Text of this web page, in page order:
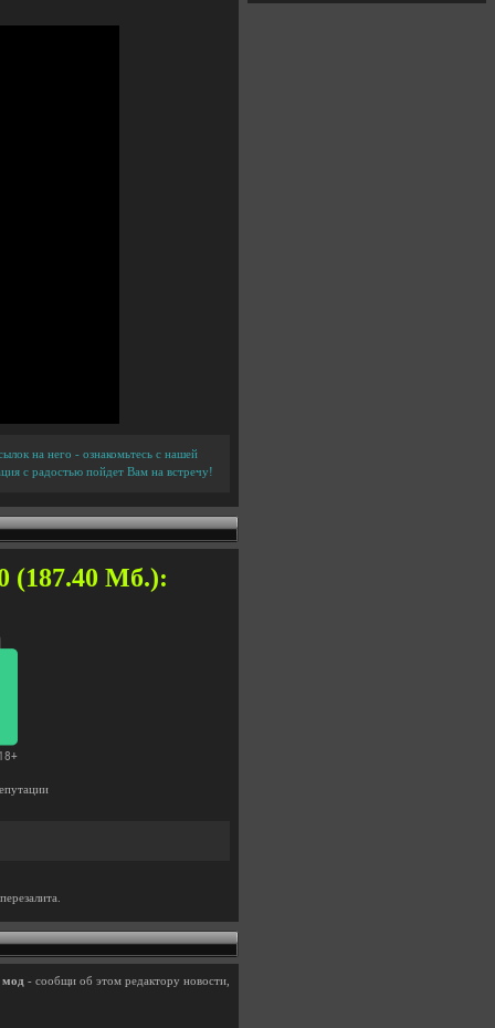
на него - ознакомьтесь с нашей
с радостью пойдет Вам на встречу!
(187.40 Мб.):
мод - сообщи об этом редактору новости,